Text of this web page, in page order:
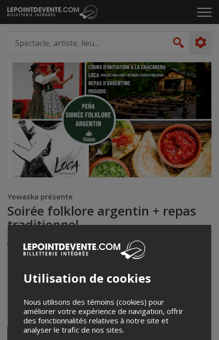
Passer
au
le
artiste,
lieu...
Yewaska présente
Soirée folklore argentin + repas
traditionnel
Événement en personne
9 août 2025
Yewaska
Partagez cet événement
Twitter
Utilisation de cookies
Nous utilisons des témoins (cookies) pour
améliorer votre expérience de navigation, offrir
des fonctionnalités relatives à notre site et
analyser le trafic de nos sites.